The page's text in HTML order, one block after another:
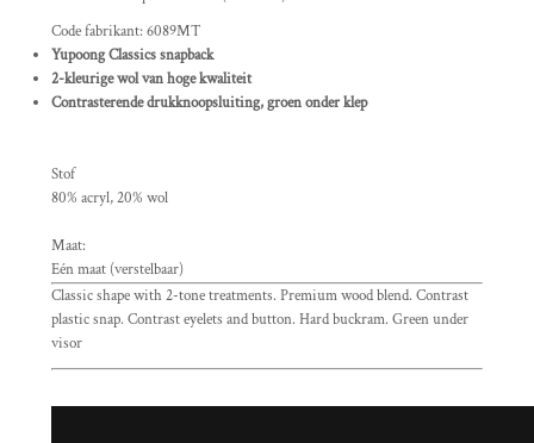
Code fabrikant: 6089MT
Yupoong Classics snapback
2-kleurige wol van hoge kwaliteit
Contrasterende drukknoopsluiting, groen onder klep
Stof
80% acryl, 20% wol
Maat:
Eén maat (verstelbaar)
Classic shape with 2-tone treatments. Premium wood blend. Contrast
plastic snap. Contrast eyelets and button. Hard buckram. Green under
visor